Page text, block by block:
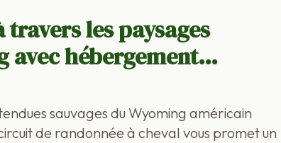
travers les paysages
avec hébergement…
sauvages du Wyoming américain
de randonnée à cheval vous promet un